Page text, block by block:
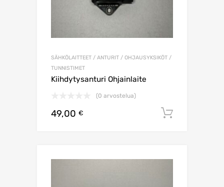
SÄHKÖLAITTEET / ANTURIT / OHJAUSYKSIKÖT /
TUNNISTIMET
Kiihdytysanturi Ohjainlaite
(0 arvostelua)
49,00 €